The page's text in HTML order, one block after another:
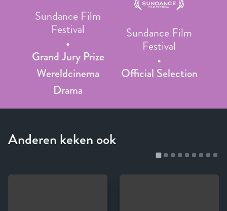
Sundance Film
Festival
Grand Jury Prize
Wereldcinema
Drama
Sundance Film
Festival
Official Selection